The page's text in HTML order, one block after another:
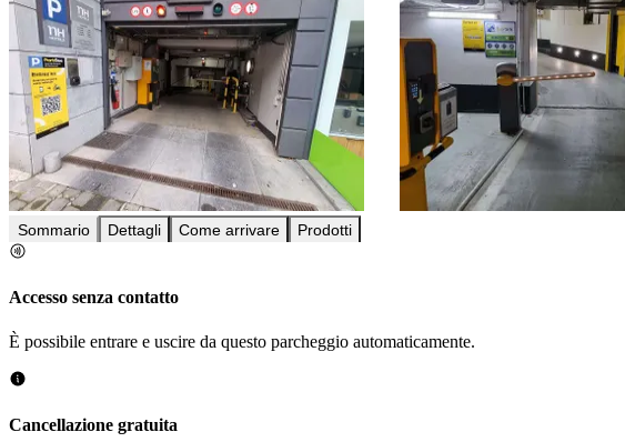
Sommario Dettagli Come arrivare Prodotti
Accesso senza contatto
È possibile entrare e uscire da questo parcheggio automaticamente.
Cancellazione gratuita